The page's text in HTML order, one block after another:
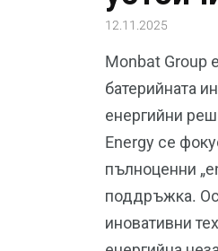
12.11.2025
Monbat Group
батерийната
енергийни
Energy се
пълноценни
поддръжка.
иновативни